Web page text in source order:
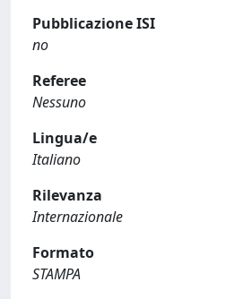
Pubblicazione ISI
no
Referee
Nessuno
Lingua/e
Italiano
Rilevanza
Internazionale
Formato
STAMPA